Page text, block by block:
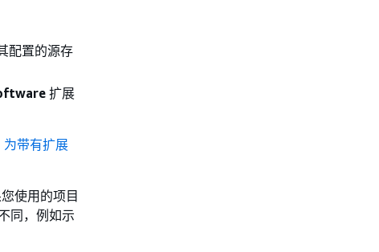
配置的源存
扩展
为带有扩展
使用的项目
同，例如示